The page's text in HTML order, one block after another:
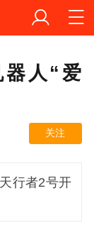
人“爱
关注
行者2号开